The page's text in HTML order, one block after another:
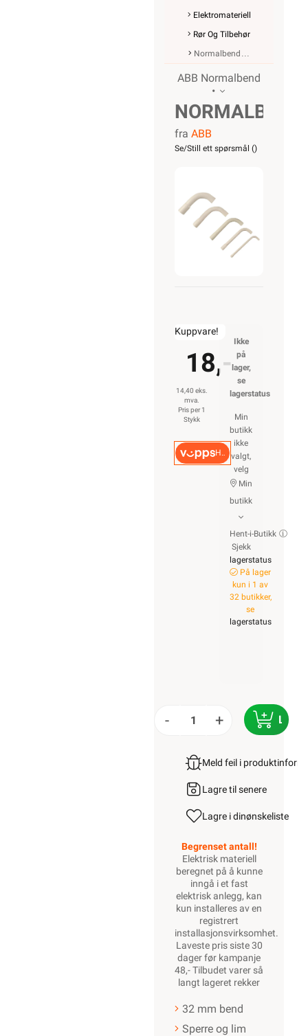
Elektromateriell
Rør Og Tilbehør
Normalbend
ABB Normalbend
•
NORMALBEND
VPS
fra ABB
Se/Still ett spørsmål ()
Kuppvare!
18,-
14,40 eks.
mva.
Pris per 1
Stykk
Hurtigkasse
Ikke
på
lager,
se
lagerstatus
Min
butikk
ikke
valgt,
velg
Min
butikk
Hent-i-Butikk
Sjekk
lagerstatus
På lager
kun i 1 av
32 butikker,
se
lagerstatus
- +
Meld feil i
Lagre til senere
Lagre i dinønskeliste
Begrenset antall!
Elektrisk materiell
beregnet på å kunne
inngå i et fast
elektrisk anlegg, kan
kun installeres av en
registrert
installasjonsvirksomhet.
Laveste pris siste 30
dager før kampanje
48,- Tilbudet varer så
langt lageret rekker
32 mm bend
Sperre og lim